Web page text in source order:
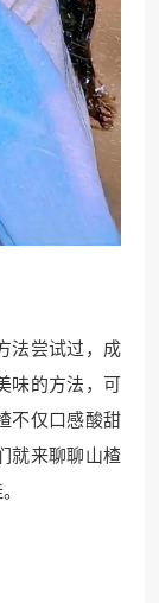
法尝试过，成
味的方法，可
不仅口感酸甜
就来聊聊山楂